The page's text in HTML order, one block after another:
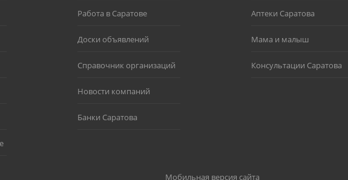
Работа в Саратове
Доски объявлений
Справочник организаций
Новости компаний
Банки Саратова
Аптеки Саратова
Мама и малыш
Консультации Саратова
Мобильная версия сайта